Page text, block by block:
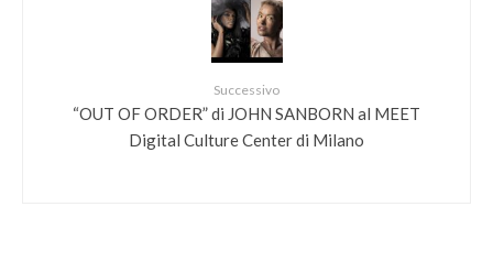
Successivo
“OUT OF ORDER” di JOHN SANBORN al MEET
Digital Culture Center di Milano